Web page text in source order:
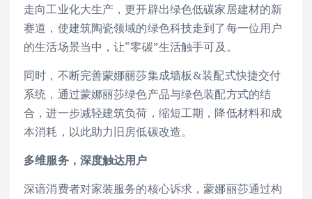
走向工业化大生产，更开辟出绿色低碳家居建材的新
赛道，使建筑陶瓷领域的绿色科技走到了每一位用户
的生活场景当中，让“零碳”生活触手可及。
同时，不断完善蒙娜丽莎集成墙板&装配式快捷交付
系统，通过蒙娜丽莎绿色产品与绿色装配方式的结
合，进一步减轻建筑负荷，缩短工期，降低材料和成
本消耗，以此助力旧房低碳改造。
多维服务，深度触达用户
深谙消费者对家装服务的核心诉求，蒙娜丽莎通过构